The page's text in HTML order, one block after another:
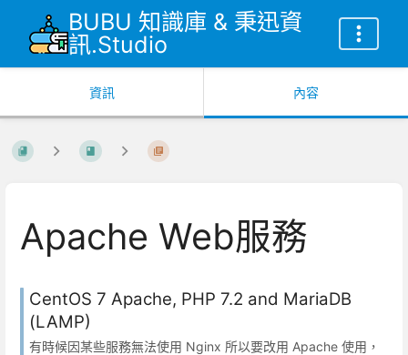
BUBU 知識庫 & 秉迅資
訊.Studio
資訊 內容
Apache Web服務
CentOS 7 Apache, PHP 7.2 and MariaDB
(LAMP)
有時候因某些服務無法使用 Nginx 所以要改用 Apache 使用，